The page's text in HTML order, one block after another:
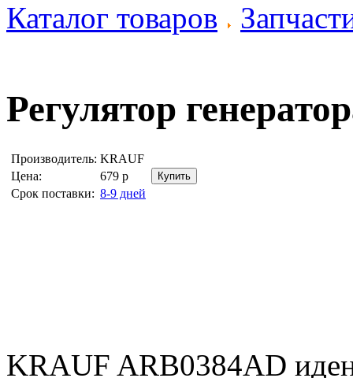
Каталог товаров
Регулятор
Производитель: KRAUF
Цена:
679 р
Срок поставки: 8-9 дней
KRAUF ARB0384AD